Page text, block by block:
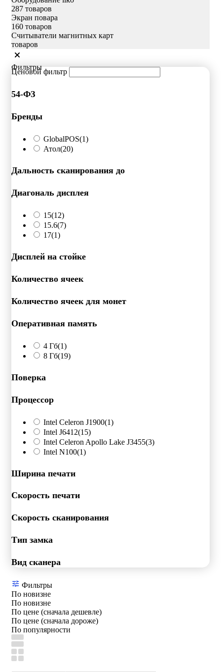
287 товаров
Экран повара
160 товаров
Считыватели магнитных карт
товаров
Фильтры
Ценовой фильтр
54-ФЗ
Бренды
GlobalPOS(1)
Атол(20)
Дальность сканирования до
Диагональ дисплея
15(12)
15.6(7)
17(1)
Дисплей на стойке
Количество ячеек
Количество ячеек для монет
Оперативная память
4 Гб(1)
8 Гб(19)
Поверка
Процессор
Intel Celeron J1900(1)
Intel J6412(15)
Intel Celeron Apollo Lake J3455(3)
Intel N100(1)
Ширина печати
Скорость печати
Скорость сканирования
Тип замка
Вид сканера
Фильтры
По новизне
По новизне
По цене (сначала дешевле)
По цене (сначала дороже)
По популярности